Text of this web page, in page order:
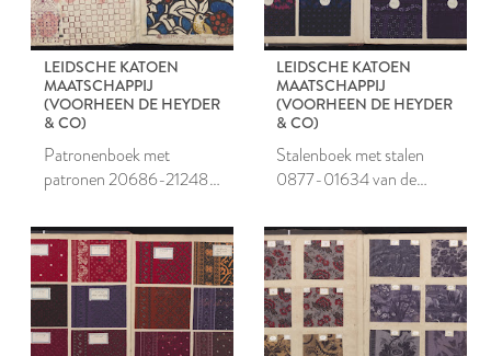
LEIDSCHE KATOEN
MAATSCHAPPIJ
(VOORHEEN DE HEYDER
& CO)
Patronenboek met
patronen 20686-21248
Maatschappij
LEIDSCHE KATOEN
MAATSCHAPPIJ
(VOORHEEN DE HEYDER
& CO)
Stalenboek met stalen
0877-01634 van de
Maatschappij